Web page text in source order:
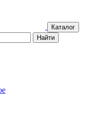
Каталог
Найти